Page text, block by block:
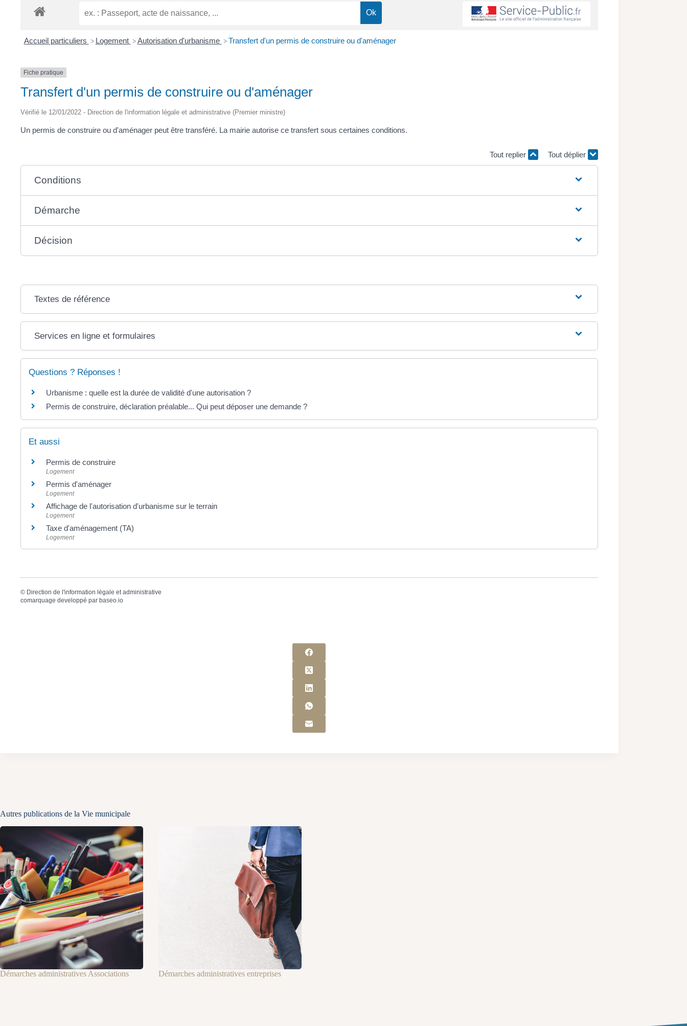
Accueil particuliers > Logement > Autorisation d'urbanisme > Transfert d'un permis de construire ou d'aménager
Fiche pratique
Transfert d'un permis de construire ou d'aménager
Vérifié le 12/01/2022 - Direction de l'information légale et administrative (Premier ministre)
Un permis de construire ou d'aménager peut être transféré. La mairie autorise ce transfert sous certaines conditions.
Tout replier Tout déplier
Conditions
Démarche
Décision
Textes de référence
Services en ligne et formulaires
Questions ? Réponses !
Urbanisme : quelle est la durée de validité d'une autorisation ?
Permis de construire, déclaration préalable... Qui peut déposer une demande ?
Et aussi
Permis de construire
Logement
Permis d'aménager
Logement
Affichage de l'autorisation d'urbanisme sur le terrain
Logement
Taxe d'aménagement (TA)
Logement
© Direction de l'information légale et administrative
comarquage developpé par baseo.io
Autres publications de la Vie municipale
Démarches administratives Associations Démarches administratives entreprises